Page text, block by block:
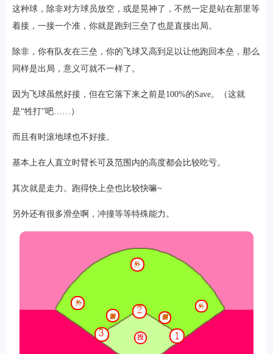
这种球，除非对方球员放空，或是晃神了，不然一定是站在那里等
着接，一接一个准，你就是跑到三垒了也是直接出局。
除非，你有队友在三垒，你的飞球又高到足以让他跑回本垒，那么
同样是出局，意义可就不一样了。
因为飞球虽然好接，但在它落下来之前是100%的Save。（这就
是“牲打”吧……）
而且有时滚地球也不好接。
基本上在人直立时臂长可及范围内的高度都会比较吃亏。
其次就是走力。跑得快上垒也比较快嘛~
另外还有很多滑垒啊，冲撞等等特殊能力。